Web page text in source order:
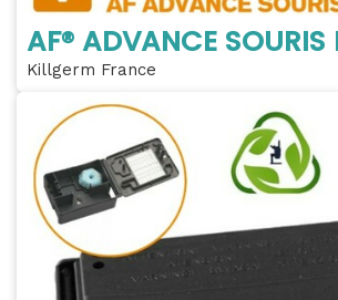
AF® ADVANCE SOURIS
Killgerm France